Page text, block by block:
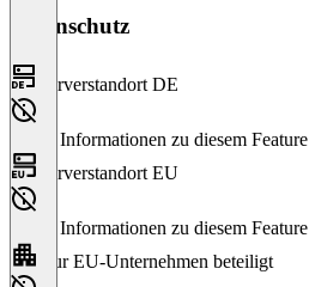
Datenschutz
Serverstandort DE
Keine Informationen zu diesem Feature
Serverstandort EU
Keine Informationen zu diesem Feature
Nur EU-Unternehmen beteiligt